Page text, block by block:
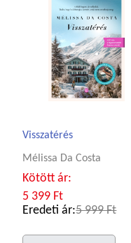
Visszatérés
Mélissa Da Costa
Kötött ár:
5 399 Ft
Eredeti ár:5 999 Ft